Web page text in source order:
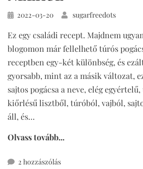
Közzétéve
2022-03-20 sugarfreedots
Ez egy családi recept. Majdnem
blogomon már fellelhető túrós
receptben egy-két különbség, és
gyorsabb, mint az a másik változat,
sajtos pogácsa a neve, elég egyértelű,
kiőrlésű lisztből, túróból, vajból,
áll, és…
Olvass tovább...
2 hozzászólásgyors